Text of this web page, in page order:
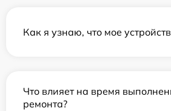
Как я узнаю, что мое
Что влияет на время
ремонта?